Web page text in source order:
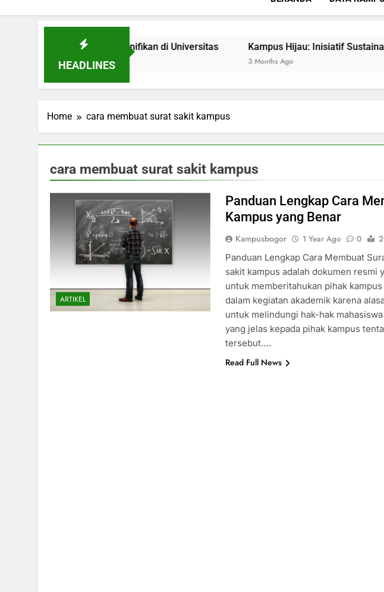
HEADLINES
Inovasi Signifikan di Universitas Kampus Hijau: Inisiatif Sustainable
3 Months Ago
Home cara membuat surat sakit kampus
cara membuat surat sakit kampus
ARTIKEL
Panduan Lengkap Cara
Kampus yang Benar
Kampusbogor 1 Year Ago 0
Panduan Lengkap Cara Membuat
sakit kampus adalah dokumen resmi
untuk memberitahukan pihak
dalam kegiatan akademik karena
untuk melindungi hak-hak
yang jelas kepada pihak kampus
tersebut….
Read Full News